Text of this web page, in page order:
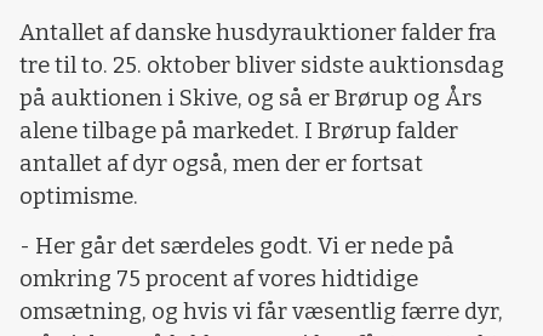
Antallet af danske husdyrauktioner falder fra
tre til to. 25. oktober bliver sidste auktionsdag
på auktionen i Skive, og så er Brørup og Års
alene tilbage på markedet. I Brørup falder
antallet af dyr også, men der er fortsat
optimisme.
- Her går det særdeles godt. Vi er nede på
omkring 75 procent af vores hidtidige
omsætning, og hvis vi får væsentlig færre dyr,